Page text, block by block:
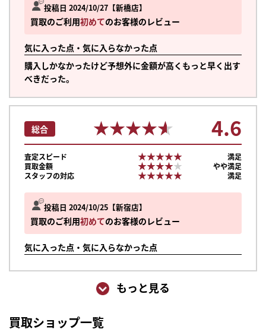
投稿日 2024/10/27 新橋店
買取のご利用初めてのお客様のレビュー
気に入った点・気に入らなかった点
購入しかなかったけど予想外に金額が高くもっと早く出す
べきだった。
投稿日 2024/10/25 新宿店
買取のご利用初めてのお客様のレビュー
気に入った点・気に入らなかった点
総合 ★★★★★
★★★★★ 4.6
査定スピード ★★★★★
★★★★★
満足
買取金額
★★★★★
★★★★★
やや満足
スタッフの対応
★★★★★
★★★★★ 満足
もっと見る
買取ショップ一覧